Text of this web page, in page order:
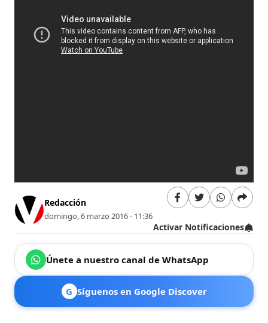
Redacción
domingo, 6 marzo 2016 - 11:36
Activar Notificaciones
Únete a nuestro canal de WhatsApp
G Síguenos en Google Discover